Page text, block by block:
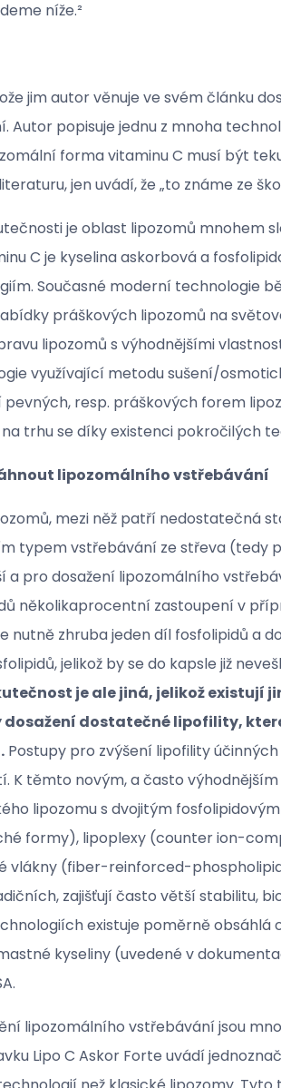
níže.²
jim autor věnuje ve svém článku
Autor popisuje jednu z mnoha
forma vitaminu C musí být
jen uvádí, že „to známe ze
je oblast lipozomů mnohem
C je kyselina askorbová a
Současné moderní technologie
práškových lipozomů na
lipozomů s výhodnějšími
využívající metodu sušení/
resp. práškových forem
trhu se díky existenci pokročilých
lipozomálního vstřebávání
mezi něž patří nedostatečná
typem vstřebávání ze střeva
pro dosažení lipozomálního
několikaprocentní zastoupení v
zhruba jeden díl fosfolipidů a
jelikož by se do kapsle již
je ale jiná, jelikož existují
dostatečné lipofility,
Postupy pro zvýšení lipofility
K těmto novým, a často
lipozomu s dvojitým
formy), lipoplexy (counter ion-
vlákny (fiber-reinforced-
zajišťují často větší stabilitu,
existuje poměrně obsáhlá
kyseliny (uvedené v
lipozomálního vstřebávání jsou
Lipo C Askor Forte uvádí